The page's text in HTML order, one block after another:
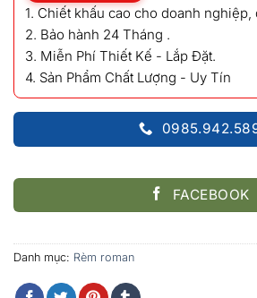
1. Chiết khấu cao cho doanh nghiệp,
2. Bảo hành 24 Tháng .
3. Miễn Phí Thiết Kế - Lắp Đặt.
4. Sản Phẩm Chất Lượng - Uy Tín
FACEBOOK
Danh mục: Rèm roman